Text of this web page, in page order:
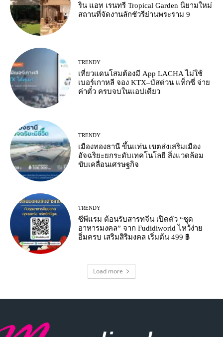
ริน แอท เรนทรี Tropical Garden นิยามใหม่
สถานที่จัดงานลักชัวรีย่านพระราม 9
TRENDY
เที่ยวแดนโสมต้องมี App LACHA ไม่ใช้
เบอร์เกาหลี จอง KTX–บัสด่วน แท็กซี่ จ่าย
ค่าตั๋ว ครบจบในแอปเดียว
TRENDY
เมืองทองธานี ขึ้นแท่น เขตส่งเสริมเมือง
อัจฉริยะยกระดับเทคโนโลยี สิ่งแวดล้อม
ขับเคลื่อนเศรษฐกิจ
TRENDY
ซีพีแรม ต้อนรับสารทจีน เปิดตัว “ชุด
อาหารมงคล” จาก Fudidiworld ไหว้ง่าย
อิ่มครบ เสริมสิริมงคล เริ่มต้น 499 ฿
Load more